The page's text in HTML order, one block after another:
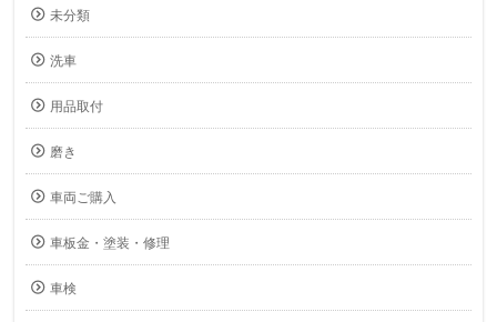
未分類
洗車
用品取付
磨き
車両ご購入
車板金・塗装・修理
車検